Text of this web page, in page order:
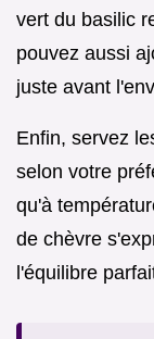
vert du basilic
pouvez aussi
juste avant
Enfin, servez
selon votre
qu'à
de chèvre
l'équilibre